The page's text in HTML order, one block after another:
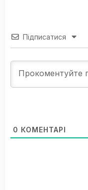
Підписатися
0 КОМЕНТАРІ